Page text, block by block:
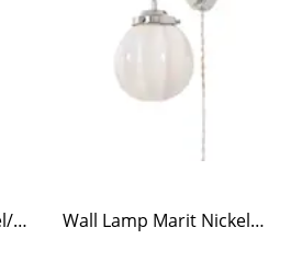
Wall Lamp Eivor Nickel/Clear Wall Lamp Marit Nickel/Opal Beige Small